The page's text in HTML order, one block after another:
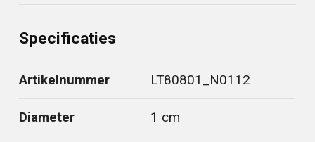
Specificaties
Artikelnummer LT80801_N0112
Diameter 1 cm